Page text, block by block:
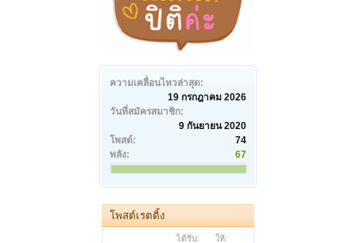
ความเคลื่อนไหวล่าสุด:
19 กรกฎาคม 2026
วันที่สมัครสมาชิก:
9 กันยายน 2020
โพสต์:
74
พลัง:
67
โพสต์เรตติ้ง
ได้รับ: ให้: